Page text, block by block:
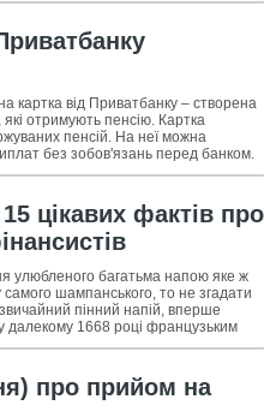
картка від Приватбанку – створена
отримують пенсію. Картка
пенсій. На неї можна
без зобов'язань перед банком.
цікавих фактів про
улюбленого багатьма напою яке ж
шампанського, то не згадати
пінний напій, вперше
далекому 1668 році французьким
про прийом на